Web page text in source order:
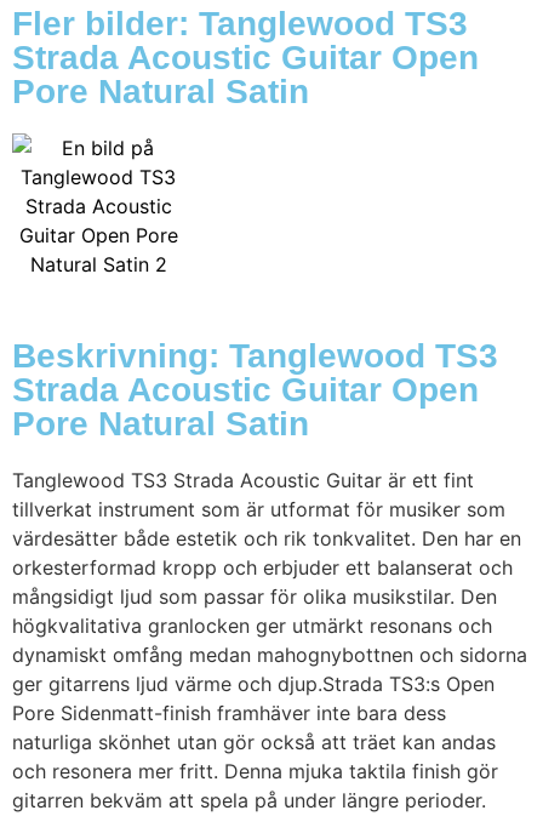
Fler bilder: Tanglewood TS3
Strada Acoustic Guitar Open
Pore Natural Satin
Beskrivning: Tanglewood TS3
Strada Acoustic Guitar Open
Pore Natural Satin
Tanglewood TS3 Strada Acoustic Guitar är ett fint
tillverkat instrument som är utformat för musiker som
värdesätter både estetik och rik tonkvalitet. Den har en
orkesterformad kropp och erbjuder ett balanserat och
mångsidigt ljud som passar för olika musikstilar. Den
högkvalitativa granlocken ger utmärkt resonans och
dynamiskt omfång medan mahognybottnen och sidorna
ger gitarrens ljud värme och djup.Strada TS3:s Open
Pore Sidenmatt-finish framhäver inte bara dess
naturliga skönhet utan gör också att träet kan andas
och resonera mer fritt. Denna mjuka taktila finish gör
gitarren bekväm att spela på under längre perioder.